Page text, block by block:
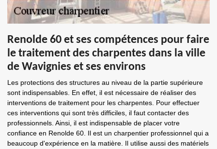
Renolde 60 et ses compétences pour faire
le traitement des charpentes dans la ville
de Wavignies et ses environs
Les protections des structures au niveau de la partie supérieure
sont indispensables. En effet, il est nécessaire de réaliser des
interventions de traitement pour les charpentes. Pour effectuer
ces interventions qui sont très difficiles, il faut contacter des
professionnels. Ainsi, il est indispensable de placer votre
confiance en Renolde 60. Il est un charpentier professionnel qui a
beaucoup d'expérience en la matière. Il utilise aussi des matériels